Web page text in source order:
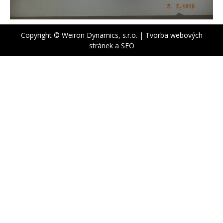
Copyright © Weiron Dynamics, s.r.o. | Tvorba webových
stráneka SEO